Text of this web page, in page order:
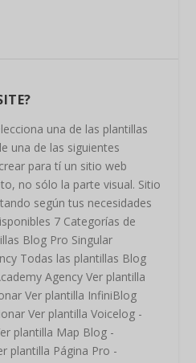
una de las plantillas
una de las siguientes
para tí un sitio web
no sólo la parte visual. Sitio
según tus necesidades
7 Categorías de
Blog Pro Singular
Todas las plantillas Blog
Agency Ver plantilla
Ver plantilla InfiniBlog
Ver plantilla Voicelog -
plantilla Map Blog -
plantilla Página Pro -